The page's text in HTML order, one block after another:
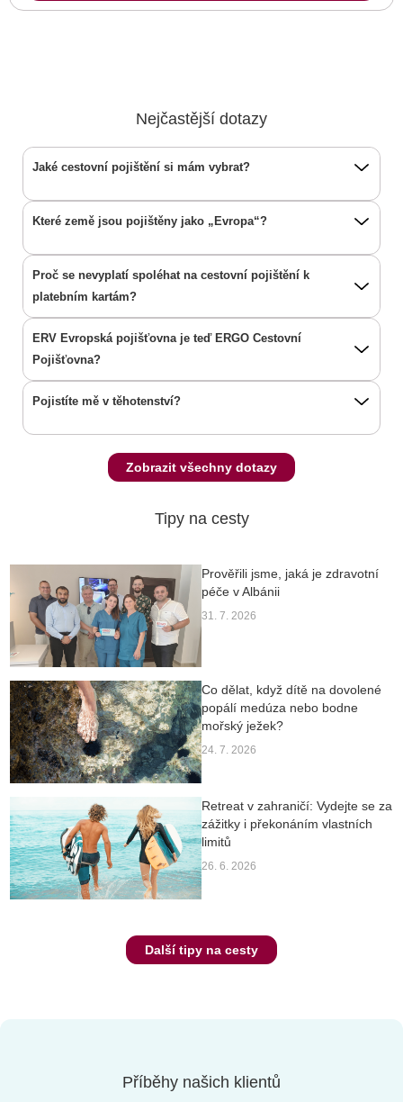
Nejčastější dotazy
Jaké cestovní pojištění si mám vybrat?
Které země jsou pojištěny jako „Evropa“?
Proč se nevyplatí spoléhat na cestovní pojištění k
platebním kartám?
ERV Evropská pojišťovna je teď ERGO Cestovní
Pojišťovna?
Pojistíte mě v těhotenství?
Zobrazit všechny dotazy
Tipy na cesty
Prověřili jsme, jaká je zdravotní
péče v Albánii
31. 7. 2026
Co dělat, když dítě na dovolené
popálí medúza nebo bodne
mořský ježek?
24. 7. 2026
Retreat v zahraničí: Vydejte se za
zážitky i překonáním vlastních
limitů
26. 6. 2026
Další tipy na cesty
Příběhy našich klientů